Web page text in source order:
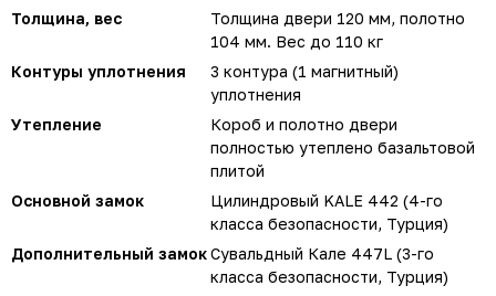
Толщина, вес
Толщина двери 120 мм, полотно
104 мм. Вес до 110 кг
Контуры уплотнения
3 контура (1 магнитный)
уплотнения
Утепление
Короб и полотно двери
полностью утеплено базальтовой
плитой
Основной замок
Цилиндровый KALE 442 (4-го
класса безопасности, Турция)
Дополнительный замокСувальдный Кале 447L (3-го
класса безопасности, Турция)